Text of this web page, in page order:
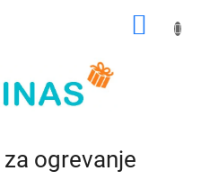
ogrevanje